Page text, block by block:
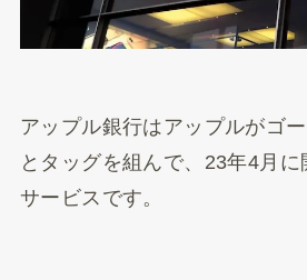
アップル銀行はアップルがゴ
とタッグを組んで、23年4月
サービスです。